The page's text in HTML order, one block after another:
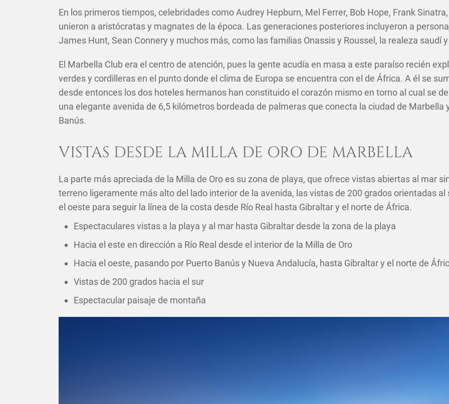
En los primeros tiempos, celebridades como Audrey Hepburn, Mel Ferrer, Bob Hope, Frank
unieron a aristócratas y magnates de la época. Las generaciones posteriores incluyeron a
James Hunt, Sean Connery y muchos más, como las familias Onassis y Roussel, la realeza saudí
El Marbella Club era el centro de atención, pues la gente acudía en masa a este paraíso recién
verdes y cordilleras en el punto donde el clima de Europa se encuentra con el de África. A él se
desde entonces los dos hoteles hermanos han constituido el corazón mismo en torno al cual se
una elegante avenida de 6,5 kilómetros bordeada de palmeras que conecta la ciudad de
Banús.
VISTAS DESDE LA MILLA DE ORO DE MARBELLA
La parte más apreciada de la Milla de Oro es su zona de playa, que ofrece vistas abiertas al mar
terreno ligeramente más alto del lado interior de la avenida, las vistas de 200 grados orientadas
el oeste para seguir la línea de la costa desde Río Real hasta Gibraltar y el norte de África.
Espectaculares vistas a la playa y al mar hasta Gibraltar desde la zona de la playa
Hacia el este en dirección a Río Real desde el interior de la Milla de Oro
Hacia el oeste, pasando por Puerto Banús y Nueva Andalucía, hasta Gibraltar y el norte de
Vistas de 200 grados hacia el sur
Espectacular paisaje de montaña